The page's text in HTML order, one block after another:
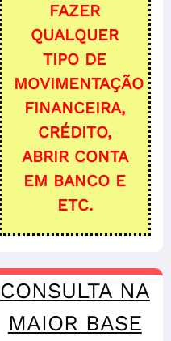
FAZER
QUALQUER
TIPO DE
MOVIMENTAÇÃO
FINANCEIRA,
CRÉDITO,
ABRIR CONTA
EM BANCO E
ETC.
CONSULTA NA
MAIOR BASE